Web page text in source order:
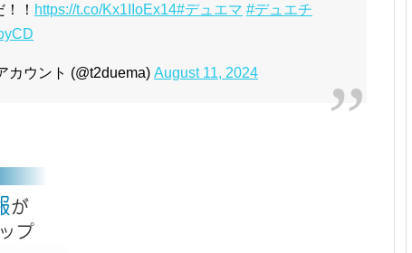
！ https://t.co/Kx1IIoEx14#デュエマ #デュエチ
ウント (@t2duema) August 11, 2024